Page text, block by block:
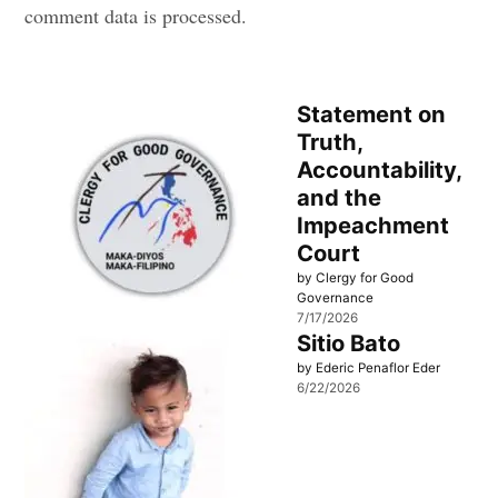
comment data is processed.
Statement on
Truth,
Accountability,
and the
Impeachment
Court
by Clergy for Good
Governance
7/17/2026
Sitio Bato
by Ederic Penaflor Eder
6/22/2026